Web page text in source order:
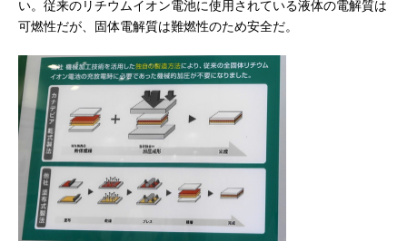
い。従来のリチウムイオン電池に使用されている液体の電解質は
可燃性だが、固体電解質は難燃性のため安全だ。